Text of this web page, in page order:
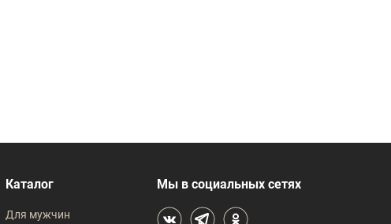
Каталог
Для мужчин
Мы в социальных сетях